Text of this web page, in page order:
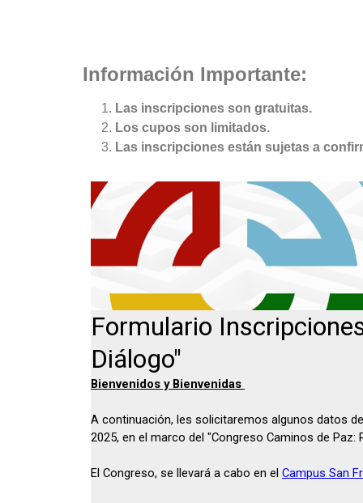
Información Importante:
Las inscripciones son gratuitas.
Los cupos son limitados.
Las inscripciones están sujetas a